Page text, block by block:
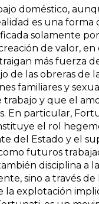
doméstico,
es una
solamente
de valor,
más fuerza
de las obreras de
familiares y
y que el
En particular,
el rol
del Estado y el
futuros
disciplina a
sino a través
explotación